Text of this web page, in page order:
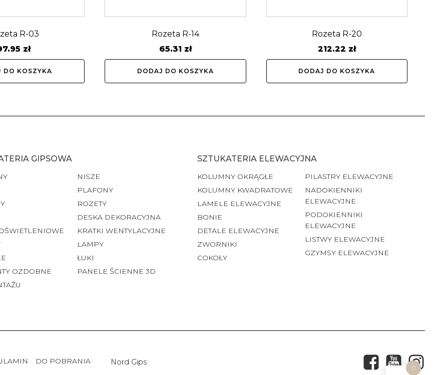
R-03
zł
DO KOSZYKA
Rozeta R-14
65.31 zł
DODAJ DO KOSZYKA
Rozeta R-20
212.22 zł
DODAJ DO KOSZYKA
GIPSOWA
OZDOBNE
NISZE
PLAFONY
ROZETY
DESKA DEKORACYJNA
KRATKI WENTYLACYJNE
LAMPY
ŁUKI
PANELE ŚCIENNE 3D
SZTUKATERIA ELEWACYJNA
KOLUMNY OKRĄGŁE
KOLUMNY KWADRATOWE
LAMELE ELEWACYJNE
BONIE
DETALE ELEWACYJNE
ZWORNIKI
COKOŁY
PILASTRY ELEWACYJNE
NADOKIENNIKI
ELEWACYJNE
PODOKIENNIKI
ELEWACYJNE
LISTWY ELEWACYJNE
GZYMSY ELEWACYJNE
DO POBRANIA Nord Gips
0